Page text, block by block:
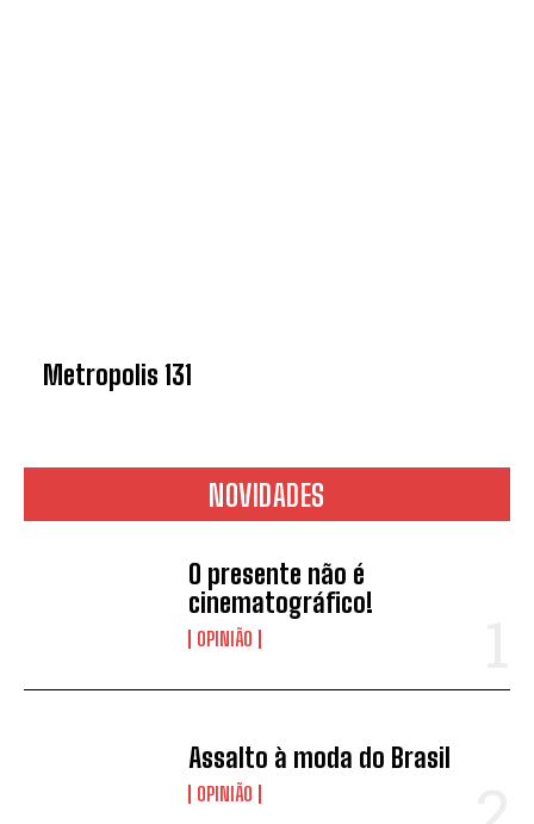
Metropolis 131
NOVIDADES
O presente não é
cinematográfico!
OPINIÃO
Assalto à moda do Brasil
OPINIÃO